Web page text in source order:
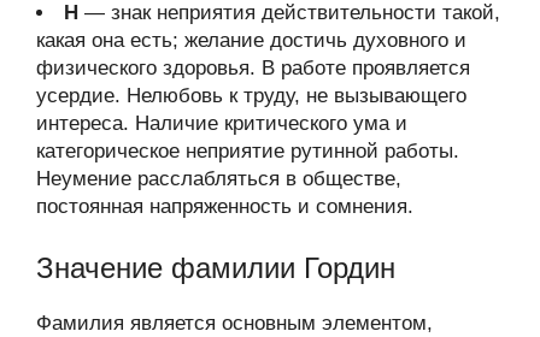
Н — знак неприятия действительности такой,
какая она есть; желание достичь духовного и
физического здоровья. В работе проявляется
усердие. Нелюбовь к труду, не вызывающего
интереса. Наличие критического ума и
категорическое неприятие рутинной работы.
Неумение расслабляться в обществе,
постоянная напряженность и сомнения.
Значение фамилии Гордин
Фамилия является основным элементом,